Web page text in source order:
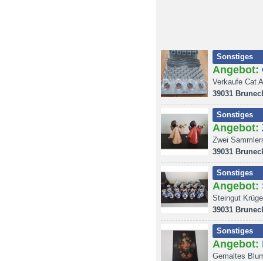
Sonstiges
Angebot:
Verkaufe Cat
39031
Sonstiges
Angebot:
Zwei
39031
Sonstiges
Angebot:
Steingut
39031
Sonstiges
Angebot:
Gemaltes